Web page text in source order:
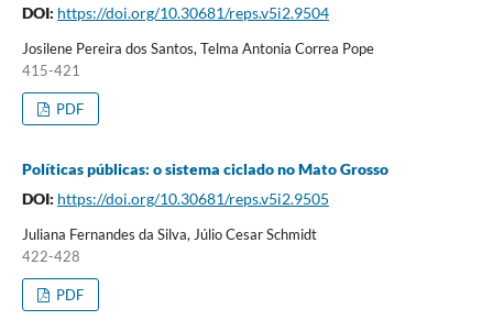
DOI: https://doi.org/10.30681/reps.v5i2.9504
Josilene Pereira dos Santos, Telma Antonia Correa Pope
415-421
PDF
Políticas públicas: o sistema ciclado no Mato Grosso
DOI: https://doi.org/10.30681/reps.v5i2.9505
Juliana Fernandes da Silva, Júlio Cesar Schmidt
422-428
PDF